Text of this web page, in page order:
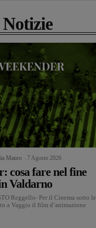
Mauro 7 Agosto 2026
cosa fare nel fine
Valdarno
Reggello- Per il Cinema sotto le
a Vaggio il film d’animazione